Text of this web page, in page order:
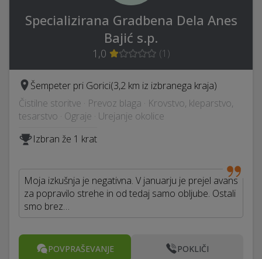
Specializirana Gradbena Dela Anes
Bajić s.p.
1,0 (1 )
Šempeter pri Gorici(3,2 km iz izbranega kraja)
Čistilne storitve · Prevoz blaga · Krovstvo, kleparstvo,
tesarstvo · Ograje · Urejanje okolice
Izbran že 1 krat
Moja izkušnja je negativna. V januarju je prejel avans
za popravilo strehe in od tedaj samo obljube. Ostali
smo brez…
POVPRAŠEVANJE POKLIČI